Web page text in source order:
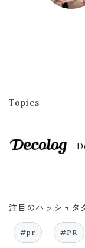
Topics
注目のハッシュタ
#pr #PR